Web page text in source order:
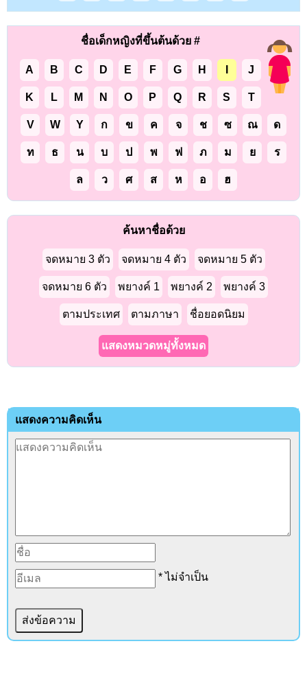
ชื่อเด็กหญิงที่ขึ้นต้นด้วย #
A B C D E F G H J
K L M N O P Q R S T
V W Y ก ข ค จ ช ซ ณ ด
ท ธ น บ ป พ ฟ ภ ม ย ร
ล ว ศ ส ห อ ฮ
ค้นหาชื่อด้วย
จดหมาย 3 ตัว จดหมาย 4 ตัว จดหมาย 5 ตัว
จดหมาย 6 ตัว พยางค์ 1 พยางค์ 2 พยางค์ 3
ตามประเทศ ตามภาษา ชื่อยอดนิยม
แสดงหมวดหมู่ทั้งหมด
แสดงความคิดเห็น
* ไม่จำเป็น